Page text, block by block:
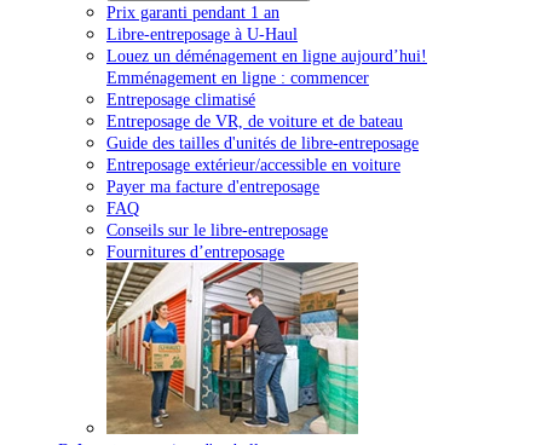
Prix garanti pendant 1 an
Libre-entreposage à U-Haul
Louez un déménagement en ligne aujourd’hui!
Emménagement en ligne : commencer
Entreposage climatisé
Entreposage de VR, de voiture et de bateau
Guide des tailles d'unités de libre-entreposage
Entreposage extérieur/accessible en voiture
Payer ma facture d'entreposage
FAQ
Conseils sur le libre-entreposage
Fournitures d’entreposage